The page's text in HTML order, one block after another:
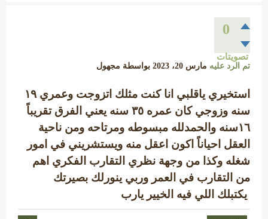
0
تصويتات
تم الرد عليه مارس 20، 2023 بواسطة مجهول
استخيري ياقلبي انا كنت مثلك اتزوجت وعمري ١٩
سنه وزوجي كان عمره ٣٥ سنه يعني الفرق تقريباً
١٦سنه والحمدلله مبسوطه ومرتاحه ومن ناحية
العقل احياناً اكون اعقل منه ويستشريني في امور
شغله وكذا من وجهة نظري التقارب الفكري اهم
من التقارب في العمر وربي ينورلك بصيرتك
يكتبلك اللي فيه الخيير يارب